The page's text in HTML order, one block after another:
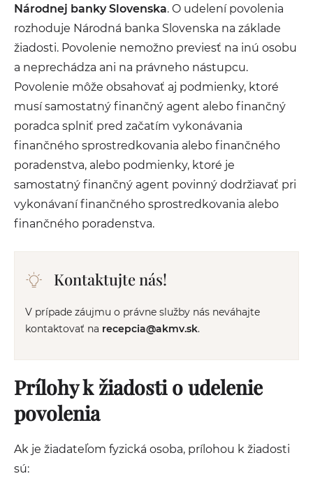
Národnej banky Slovenska. O udelení povolenia
rozhoduje Národná banka Slovenska na základe
žiadosti. Povolenie nemožno previesť na inú osobu
a neprechádza ani na právneho nástupcu.
Povolenie môže obsahovať aj podmienky, ktoré
musí samostatný finančný agent alebo finančný
poradca splniť pred začatím vykonávania
finančného sprostredkovania alebo finančného
poradenstva, alebo podmienky, ktoré je
samostatný finančný agent povinný dodržiavať pri
vykonávaní finančného sprostredkovania alebo
finančného poradenstva.
Kontaktujte nás!
V prípade záujmu o právne služby nás neváhajte
kontaktovať na recepcia@akmv.sk.
Prílohy k žiadosti o udelenie
povolenia
Ak je žiadateľom fyzická osoba, prílohou k žiadosti
sú: